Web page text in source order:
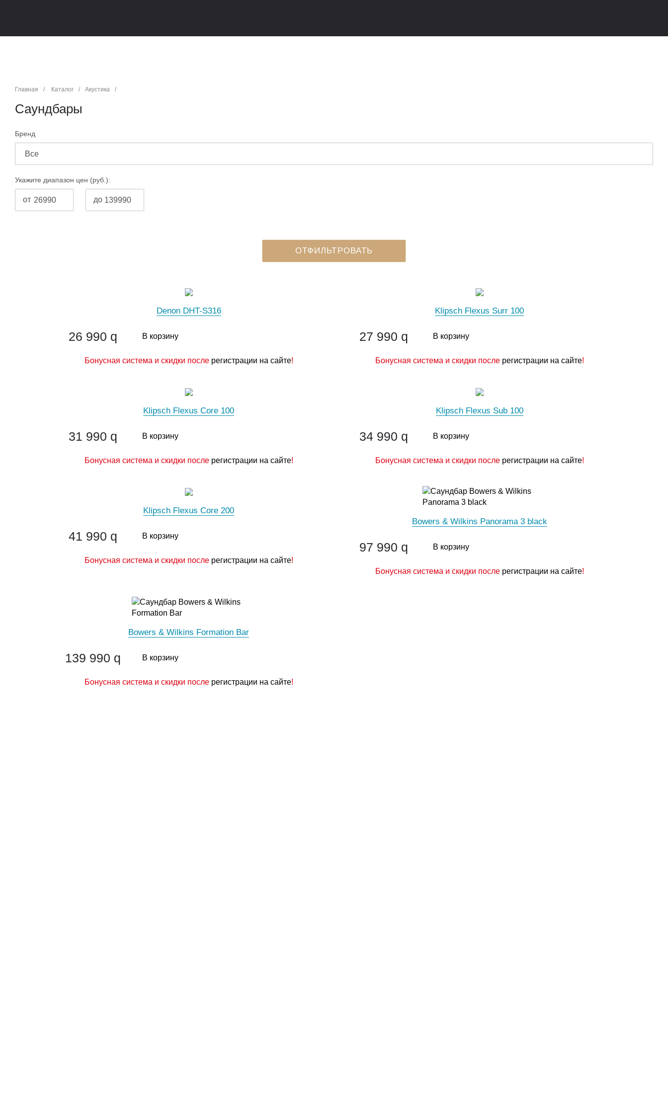
Главная / Каталог / Акустика /
Саундбары
Бренд
Все
Укажите диапазон цен (руб.):
от до
Denon DHT-S316
26 990 q В корзину
Бонусная система и скидки после регистрации на сайте!
Klipsch Flexus Surr 100
27 990 q В корзину
Бонусная система и скидки после регистрации на сайте!
Klipsch Flexus Core 100
31 990 q В корзину
Бонусная система и скидки после регистрации на сайте!
Klipsch Flexus Sub 100
34 990 q В корзину
Бонусная система и скидки после регистрации на сайте!
Klipsch Flexus Core 200
41 990 q В корзину
Бонусная система и скидки после регистрации на сайте!
Bowers & Wilkins Panorama 3 black
97 990 q В корзину
Бонусная система и скидки после регистрации на сайте!
Bowers & Wilkins Formation Bar
139 990 q В корзину
Бонусная система и скидки после регистрации на сайте!